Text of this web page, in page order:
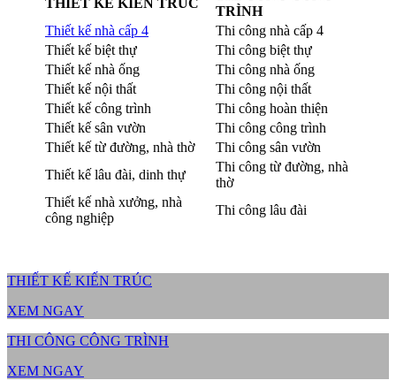
TRÌNH
Thiết kế nhà cấp 4
Thi công nhà cấp 4
Thiết kế biệt thự
Thi công biệt thự
Thiết kế nhà ống
Thi công nhà ống
Thiết kế nội thất
Thi công nội thất
Thiết kế công trình
Thi công hoàn thiện
Thiết kế sân vườn
Thi công công trình
Thiết kế từ đường, nhà thờ
Thi công sân vườn
Thiết kế lâu đài, dinh thự
Thi công từ đường, nhà
thờ
Thiết kế nhà xưởng, nhà
công nghiệp
Thi công lâu đài
THIẾT KẾ KIẾN TRÚC
XEM NGAY
THI CÔNG CÔNG TRÌNH
XEM NGAY